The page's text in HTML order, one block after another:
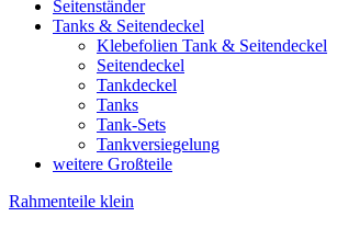
Seitenständer
Tanks & Seitendeckel
Klebefolien Tank & Seitendeckel
Seitendeckel
Tankdeckel
Tanks
Tank-Sets
Tankversiegelung
weitere Großteile
Rahmenteile klein